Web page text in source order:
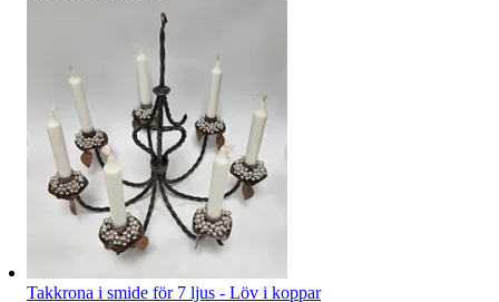
Takkrona i smide för 7 ljus - Löv i koppar